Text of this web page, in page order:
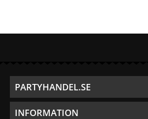
PARTYHANDEL.SE
INFORMATION